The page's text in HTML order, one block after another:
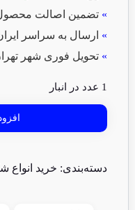
» تضمین اصالت
» ارسال به سراسر
» تحویل فوری شهر
1 عدد در انبار
دسته‌بندی: خرید انواع